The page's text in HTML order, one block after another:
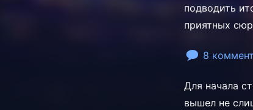
подводить
приятных
8
Для начала
вышел не